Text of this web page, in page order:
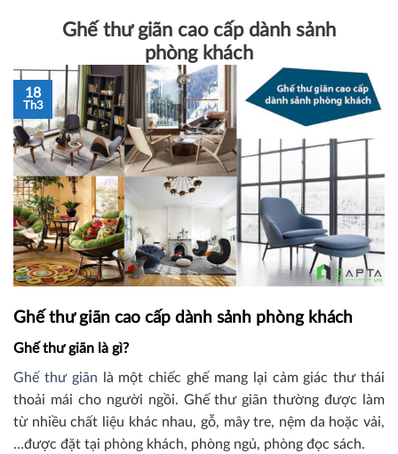
Ghế thư giãn cao cấp dành sảnh
phòng khách
18
Th3
Ghế thư giãn cao cấp dành sảnh phòng khách
Ghế thư giãn là gì?
Ghế thư giãn là một chiếc ghế mang lại cảm giác thư thái
thoải mái cho người ngồi. Ghế thư giãn thường được làm
từ nhiều chất liệu khác nhau, gỗ, mây tre, nệm da hoặc vải,
…được đặt tại phòng khách, phòng ngủ, phòng đọc sách.